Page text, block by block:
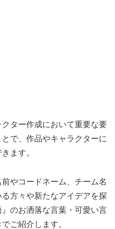
ター作成において重要な要
で、作品やキャラクターに
ます。
やコードネーム、チーム名
方々や新たなアイデアを探
のお洒落な言葉・可愛い言
でご紹介します。